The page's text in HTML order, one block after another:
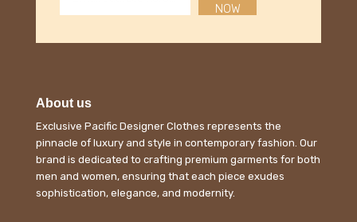
NOW
About us
Exclusive Pacific Designer Clothes represents the
pinnacle of luxury and style in contemporary fashion. Our
brand is dedicated to crafting premium garments for both
men and women, ensuring that each piece exudes
sophistication, elegance, and modernity.